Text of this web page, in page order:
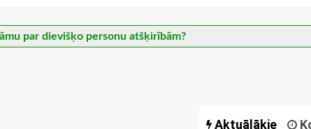
par dievišķo personu atšķirībām?
Aktuālākie